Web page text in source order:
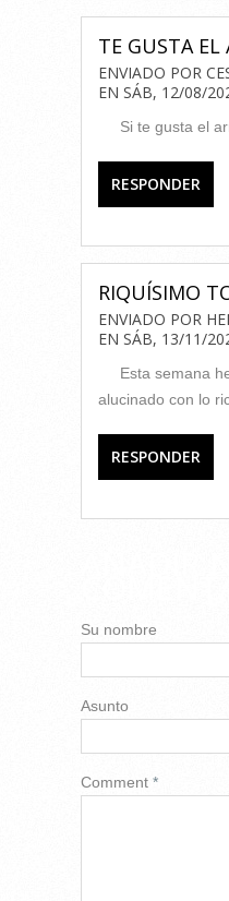
TE GUSTA EL
ENVIADO POR
EN SÁB, 12/08/
Si te gusta el
RESPONDER
RIQUÍSIMO
ENVIADO POR
EN SÁB, 13/11/
Esta semana
alucinado con lo
RESPONDER
Su nombre
Asunto
Comment *